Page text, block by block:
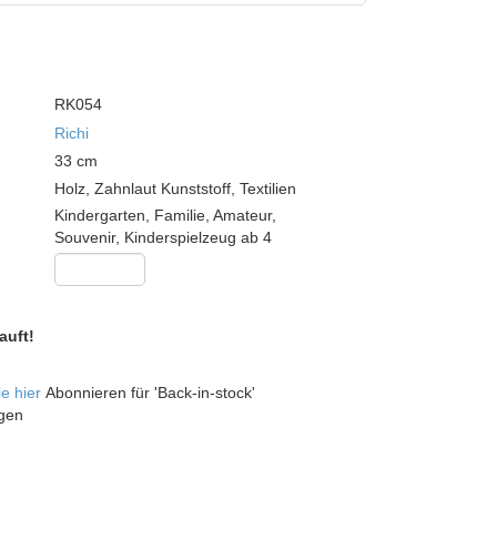
RK054
Richi
33 cm
Holz, Zahnlaut Kunststoff, Textilien
Kindergarten, Familie, Amateur,
Souvenir, Kinderspielzeug ab 4
hier Abonnieren für 'Back-in-stock'